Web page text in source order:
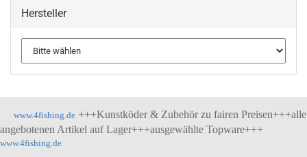
Hersteller
www.4fishing.de +++Kunstköder & Zubehör zu fairen Preisen+++alle
angebotenen Artikel auf Lager+++ausgewählte Topware+++
www.4fishing.de